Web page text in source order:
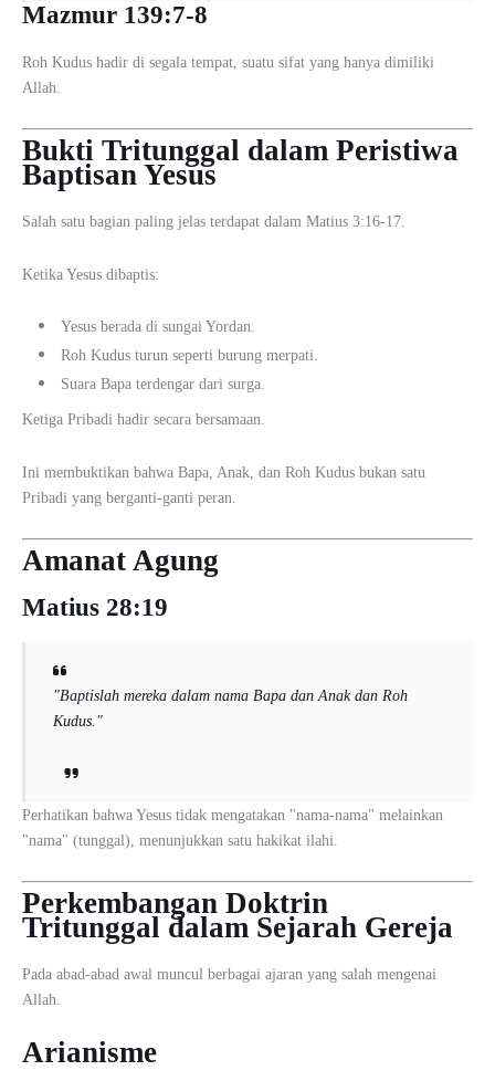
Mazmur 139:7-8
Roh Kudus hadir di segala tempat, suatu sifat yang hanya dimiliki
Allah.
Bukti Tritunggal dalam Peristiwa
Baptisan Yesus
Salah satu bagian paling jelas terdapat dalam Matius 3:16-17.
Ketika Yesus dibaptis:
Yesus berada di sungai Yordan.
Roh Kudus turun seperti burung merpati.
Suara Bapa terdengar dari surga.
Ketiga Pribadi hadir secara bersamaan.
Ini membuktikan bahwa Bapa, Anak, dan Roh Kudus bukan satu
Pribadi yang berganti-ganti peran.
Amanat Agung
Matius 28:19
"Baptislah mereka dalam nama Bapa dan Anak dan Roh
Kudus."
Perhatikan bahwa Yesus tidak mengatakan "nama-nama" melainkan
"nama" (tunggal), menunjukkan satu hakikat ilahi.
Perkembangan Doktrin
Tritunggal dalam Sejarah Gereja
Pada abad-abad awal muncul berbagai ajaran yang salah mengenai
Allah.
Arianisme